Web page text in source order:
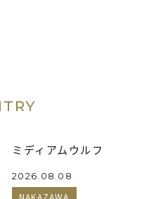
ミディアムウルフ
2026.08.08
NAKAZAWA